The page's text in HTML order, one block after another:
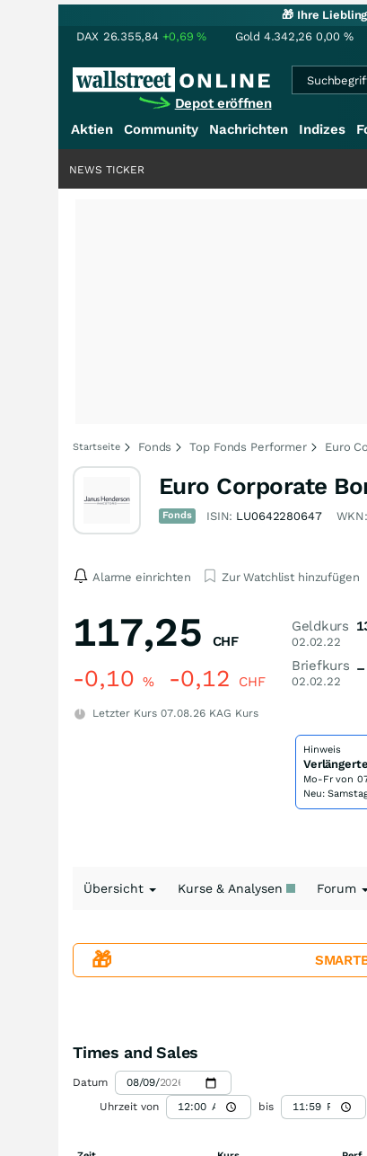
🎁 Ihre
DAX 26.355,84 +0,69% Gold 4.342,26 0,00 %
Depot eröffnen
Aktien Community Nachrichten Indizes
NEWS TICKER
Startseite Fonds Top Fonds Performer Euro
Euro Corporate
Fonds ISIN: LU0642280647 WKN:
Alarme einrichten Zur Watchlist hinzufügen
117,25 CHF
-0,10 % -0,12 CHF
Letzter Kurs 07.08.26 KAG Kurs
Geldkurs
02.02.22
Briefkurs
02.02.22
–
Hinweis
Mo-Fr von
Neu:
Übersicht Kurse & Analysen Forum
🎁
Times and Sales
Datum
Uhrzeit von
bis